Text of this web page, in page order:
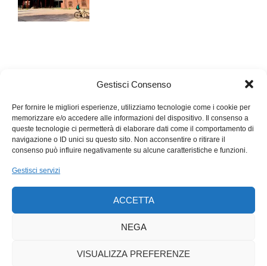
Gestisci Consenso
Per fornire le migliori esperienze, utilizziamo tecnologie come i cookie per
memorizzare e/o accedere alle informazioni del dispositivo. Il consenso a
queste tecnologie ci permetterà di elaborare dati come il comportamento di
navigazione o ID unici su questo sito. Non acconsentire o ritirare il
consenso può influire negativamente su alcune caratteristiche e funzioni.
Gestisci servizi
ACCETTA
NEGA
VISUALIZZA PREFERENZE